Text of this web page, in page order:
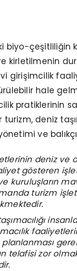
biyo-çeşitliliğin
kirletilmenin
girişimcilik
hale
pratiklerinin
deniz
ve
deniz ve
gösteren
kuruluşların
turizm
telafisi zor